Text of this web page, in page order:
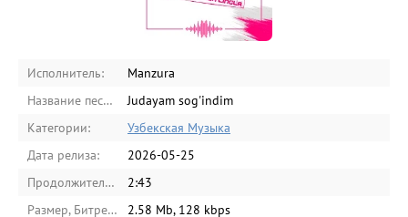
Исполнитель:
Manzura
Название песни:
Judayam sog'indim
Категории:
Узбекская Музыка
Дата релиза:
2026-05-25
Продолжительность:
2:43
Размер, Битрейт:
2.58 Mb, 128 kbps